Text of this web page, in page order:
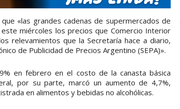
«las grandes cadenas de supermercados de
miércoles los precios que Comercio Interior
relevamientos que la Secretaría hace a diario,
de Publicidad de Precios Argentino (SEPA)».
en febrero en el costo de la canasta básica
por su parte, marcó un aumento de 4,7%,
en alimentos y bebidas no alcohólicas.